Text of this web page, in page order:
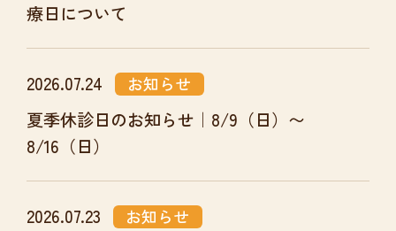
療日について
2026.07.24 お知らせ
夏季休診日のお知らせ｜8/9（日）〜
8/16（日）
2026.07.23 お知らせ